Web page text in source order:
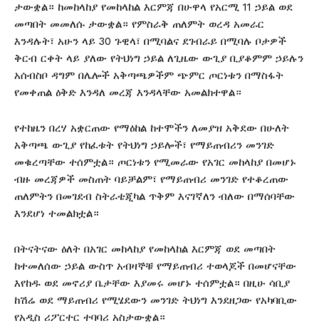
ታውቋል። ከመከላከያ የመከላከል እርምጃ በሁዋላ የአርሚ 11 ኃይል ወደ
መጣበት መመለሱ ታውቋል። የምስራቅ ጠለምት ወረዳ አመራር
እንዳሉት፣ አሁን ላይ 30 ጉዊላ፣ በሚባልና ደገብራይ በሚባሉ ቦታዎች
ቅርብ ርቀት ላይ ያለው የትህነግ ኃይል ለጊዜው ውጊያ ቢያቆምም ኃይሉን
አሰብስቦ ዳግም በሌሎች አቅጣጫዎችም ጭምር ጦርነቱን በማስፋት
የመቀጠል ዕቅድ እንዳለ መረጃ እንዳላቸው አመልክተዋል።
የተከዜን በረሃ አቋርጠው የማዕከል ከተሞችን ለመያዝ አቅደው በሁለት
አቅጣጫ ውጊያ የከፈቱት የትህነግ ኃይሎች፣ የማይጠብሪን መንገድ
መቁረጣቸው ተሰምቷል። ጦርነቱን የሚመራው የአገር መከላከያ በመሆኑ
ብዙ መረጃዎች መስጠት ባይቻልም፣ የማይጠብሪ መንገድ የተቆረጠው
ጠለምትን በመገደብ ስትራቴጂካል ጥቅም እናገኛለን ብለው በማሰባቸው
እንደሆነ ተመልክቷል።
በትናትናው ዕለት በአገር መከላከያ የመከላከል እርምጃ ወደ መጣበት
ከተመለሰው ኃይል ውስጥ አብዛኞቹ የማይጠብሪ ተወላጆች በመሆናቸው
እየከዱ ወደ መኖሪያ ቤታቸው እያመሩ መሆኑ ተሰምቷል። በዚሁ ሳቢያ
ከሽሬ ወደ ማይጠብሪ የሚሄደውን መንገድ ትህነግ እንደዘጋው የአካባቢው
የአዲስ ሪፖርተር ተባባሪ አስታውቋል።